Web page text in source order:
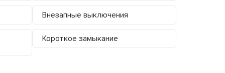
Внезапные выключения
Короткое замыкание